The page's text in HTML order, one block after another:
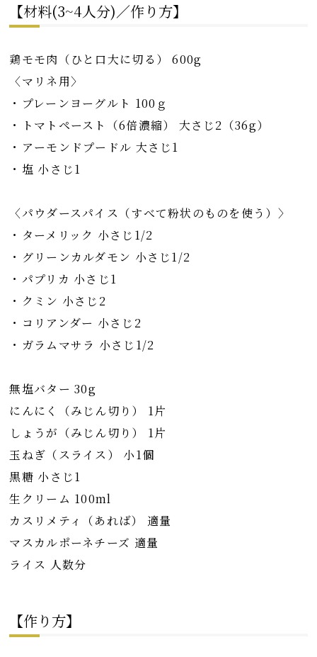
【材料(3~4人分)／作り方】
鶏モモ肉（ひと口大に切る） 600g
〈マリネ用〉
・プレーンヨーグルト 100ｇ
・トマトペースト（6倍濃縮） 大さじ2（36g）
・アーモンドプードル 大さじ1
・塩 小さじ1
〈パウダースパイス（すべて粉状のものを使う）〉
・ターメリック 小さじ1/2
・グリーンカルダモン 小さじ1/2
・パプリカ 小さじ1
・クミン 小さじ2
・コリアンダー 小さじ2
・ガラムマサラ 小さじ1/2
無塩バター 30g
にんにく（みじん切り） 1片
しょうが（みじん切り） 1片
玉ねぎ（スライス） 小1個
黒糖 小さじ1
生クリーム 100ml
カスリメティ（あれば） 適量
マスカルポーネチーズ 適量
ライス 人数分
【作り方】